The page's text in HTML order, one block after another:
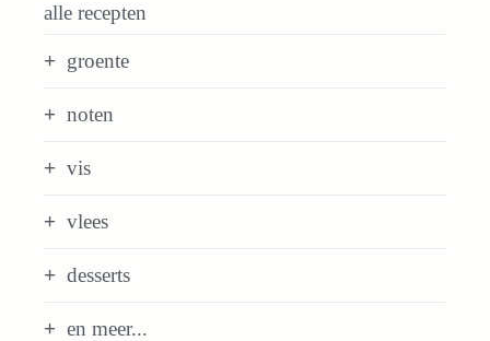
alle recepten
groente
noten
vis
vlees
desserts
en meer...